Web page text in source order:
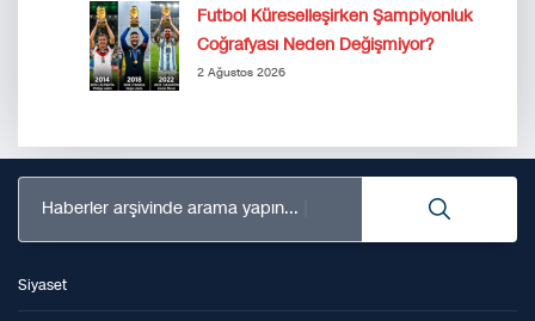
Futbol Küreselleşirken Şampiyonluk
Coğrafyası Neden Değişmiyor?
2 Ağustos 2026
Haberler arşivinde arama yapın...
Siyaset